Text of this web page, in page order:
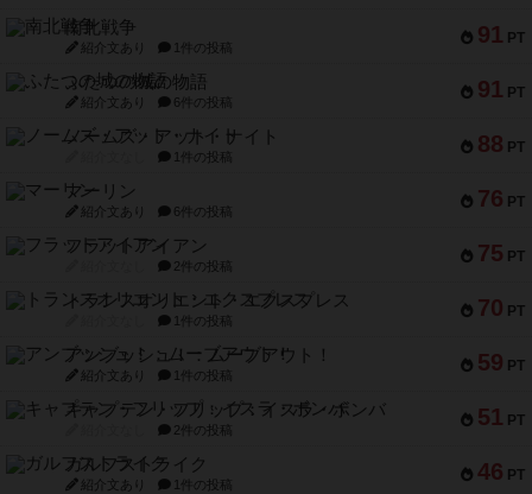
91 PT
南北戦争
紹介文あり 1件の投稿
91 PT
ふたつの城の物語
紹介文あり 6件の投稿
88 PT
ノームズ・アット・ナイト
1件の投稿
76 PT
マーリン
紹介文あり 6件の投稿
75 PT
フラットアイアン
2件の投稿
70 PT
トランスオリエント・エクスプレス
1件の投稿
59 PT
アンブッシュ！：ムーブアウト！
紹介文あり 1件の投稿
51 PT
キャプテン・フリップ：イスラ・ボンバ
2件の投稿
46 PT
ガルフストライク
紹介文あり 1件の投稿